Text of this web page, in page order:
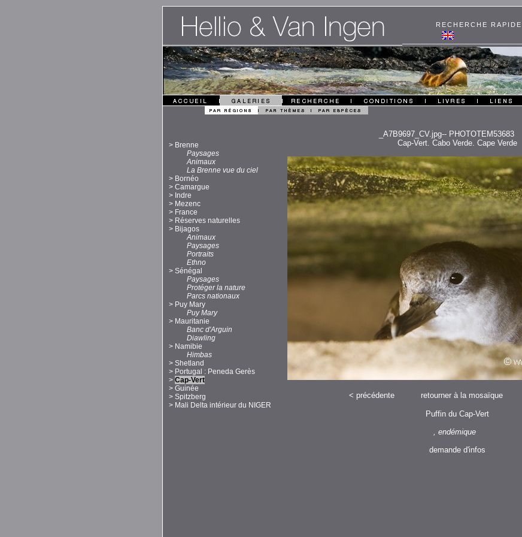
RECHERCHE RAPIDE
_A7B9697_CV.jpg-- PHOTOTEM53683
> Brenne
Paysages
Animaux
La Brenne vue du ciel
> Bornéo
> Camargue
> Indre
> Mezenc
> France
> Réserves naturelles
> Bijagos
Animaux
Paysages
Portraits
Ethno
> Sénégal
Paysages
Protéger la nature
Parcs nationaux
> Puy Mary
Puy Mary
> Mauritanie
Banc d'Arguin
Diawling
> Namibie
Himbas
> Shetland
> Portugal : Peneda Gerès
> Cap-Vert
> Guinée
> Spitzberg
> Mali Delta intérieur du NIGER
Cap-Vert. Cabo Verde. Cape Verde
< précédente retourner à la mosaïque
Puffin du Cap-Vert
, endémique
demande d'infos